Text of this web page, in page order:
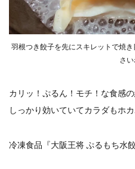
羽根つき餃子を先にスキレットで焼
さい
カリッ！ぷるん！モチ！な食感
しっかり効いていてカラダもホ
冷凍食品『大阪王将 ぷるもち水